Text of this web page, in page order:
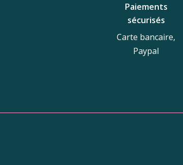
Paiements
sécurisés
Carte bancaire,
Paypal